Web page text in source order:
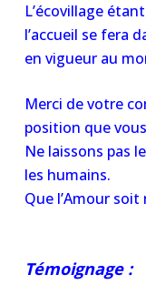
L’écovillage
l’accueil se fera
en vigueur au
Merci de votre
position que
Ne laissons pas
les humains.
Que l’Amour
Témoignage :